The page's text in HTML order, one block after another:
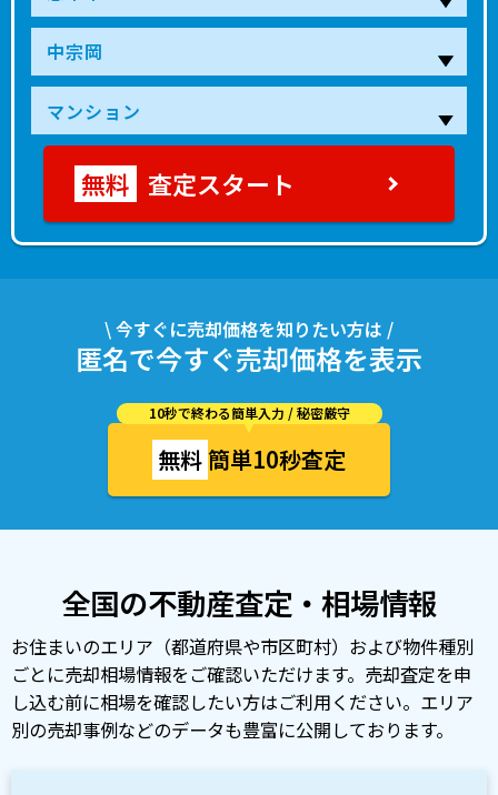
査定スタート
\ 今すぐに売却価格を知りたい方は /
匿名で今すぐ売却価格を表示
10秒で終わる簡単入力 / 秘密厳守
無料簡単10秒査定
全国の不動産査定・相場情報
お住まいのエリア（都道府県や市区町村）および物件種別
ごとに売却相場情報をご確認いただけます。売却査定を申
し込む前に相場を確認したい方はご利用ください。エリア
別の売却事例などのデータも豊富に公開しております。